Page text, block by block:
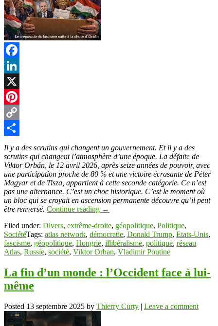
Facebook
LinkedIn
X
Pinterest
Copy
Link
Partager
Il y a des scrutins qui changent un gouvernement. Et il y a des
scrutins qui changent l’atmosphère d’une époque. La défaite de
Viktor Orbán, le 12 avril 2026, après seize années de pouvoir, avec
une participation proche de 80 % et une victoire écrasante de Péter
Magyar et de Tisza, appartient à cette seconde catégorie. Ce n’est
pas une alternance. C’est un choc historique. C’est le moment où
un bloc qui se croyait en ascension permanente découvre qu’il peut
être renversé. Continue reading →
Filed under: Divers, extrême-droite, géopolitique, Politique,
SociétéTags: atlas network, démocratie, Donald Trump, Etats-Unis,
fascisme, géopolitique, Hongrie, illibéralisme, politique, réseau
Atlas, Russie, société, Viktor Orban, Vladimir Poutine
La fin d’un monde : l’Occident face à lui-
même
Posted 13 septembre 2025 by Thierry Curty | Leave a comment